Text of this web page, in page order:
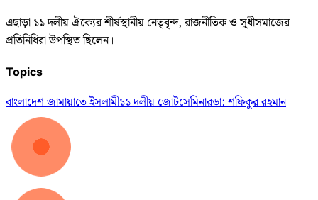
এছাড়া ১১ দলীয় ঐক্যের শীর্ষস্থানীয় নেতৃবৃন্দ, রাজনীতিক ও সুধীসমাজের
প্রতিনিধিরা উপস্থিত ছিলেন।
Topics
বাংলাদেশ জামায়াতে ইসলামী১১ দলীয় জোটসেমিনারডা: শফিকুর রহমান